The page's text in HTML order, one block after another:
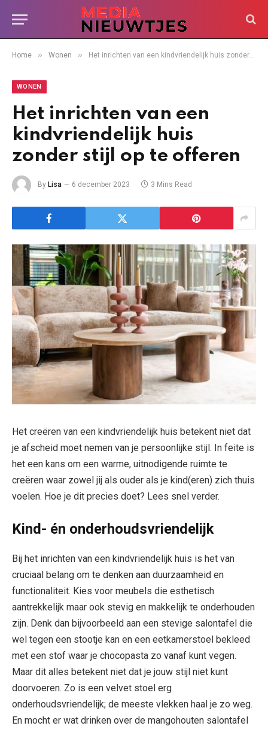
Home » Wonen » Het inrichten van een kindvriendelijk huis zonder stijl op te offeren
WONEN
Het inrichten van een
kindvriendelijk huis
zonder stijl op te offeren
By Lisa 6 december 2023 3 Mins Read
Het creëren van een kindvriendelijk huis betekent niet dat
je afscheid moet nemen van je persoonlijke stijl. In feite is
het een kans om een warme, uitnodigende ruimte te
creëren waar zowel jij als ouder als je kind(eren) zich thuis
voelen. Hoe je dit precies doet? Lees snel verder.
Kind- én onderhoudsvriendelijk
Bij het inrichten van een kindvriendelijk huis is het van
cruciaal belang om te denken aan duurzaamheid en
functionaliteit. Kies voor meubels die esthetisch
aantrekkelijk maar ook stevig en makkelijk te onderhouden
zijn. Denk dan bijvoorbeeld aan een stevige salontafel die
wel tegen een stootje kan en een eetkamerstoel bekleed
met een stof waar je chocopasta zo vanaf kunt vegen.
Maar dit alles betekent niet dat je jouw stijl niet kunt
doorvoeren. Zo is een velvet stoel erg
onderhoudsvriendelijk; de meeste vlekken haal je zo weg.
En mocht er wat drinken over de mangohouten salontafel